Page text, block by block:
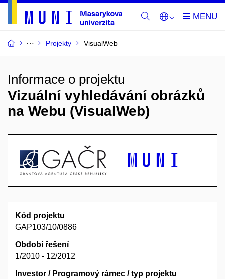
Projekty VisualWeb
Informace o projektu
Vizuální vyhledávání obrázků
na Webu (VisualWeb)
Kód projektu
GAP103/10/0886
Období řešení
1/2010 - 12/2012
Investor / Programový rámec / typ projektu